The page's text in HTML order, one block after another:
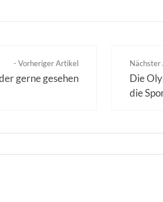
- Vorheriger Artikel
gerne gesehen
Die
die